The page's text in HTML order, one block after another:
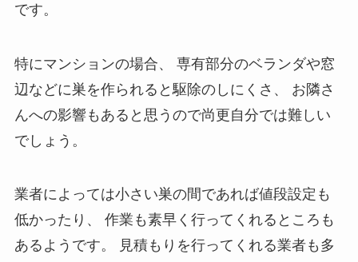
です。
特にマンションの場合、
専有部分のベランダや窓
辺などに巣を作られると駆除のしにくさ、
お隣さ
んへの影響もあると思うので尚更自分では難しい
でしょう。
業者によっては小さい巣の間であれば値段設定も
低かったり、
作業も素早く行ってくれるところも
あるようです。
見積もりを行ってくれる業者も多